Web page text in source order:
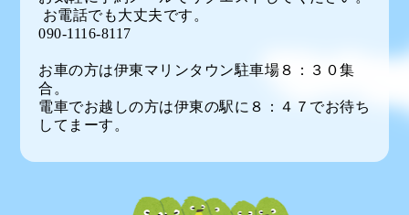
お電話でも大丈夫です。
090-1116-8117
お車の方は伊東マリンタウン駐車場８：３０集
合。
電車でお越しの方は伊東の駅に８：４７でお待ち
してまーす。